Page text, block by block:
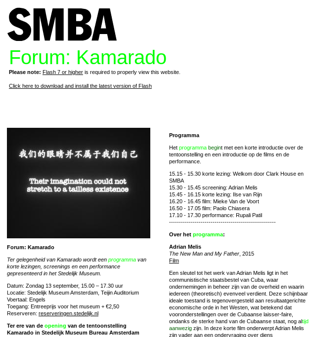
Forum: Kamarado
Please note: Flash 7 or higher is required to properly view this website.
Click here to download and install the latest version of Flash
Forum: Kamarado
Ter gelegenheid van Kamarado wordt een programma van
korte lezingen, screenings en een performance
gepresenteerd in het Stedelijk Museum.
Datum: Zondag 13 september, 15.00 – 17.30 uur
Locatie: Stedelijk Museum Amsterdam, Teijin Auditorium
Voertaal: Engels
Toegang: Entreeprijs voor het museum + €2,50
Reserveren: reserveringen.stedelijk.nl
Ter ere van de opening van de tentoonstelling
Kamarado in Stedelijk Museum Bureau Amsterdam
Programma
Het programma begint met een korte introductie over de
tentoonstelling en een introductie op de films en de
performance.
15.15 - 15.30 korte lezing: Welkom door Clark House en
SMBA
15.30 - 15.45 screening: Adrian Melis
15.45 - 16.15 korte lezing: Ilse van Rijn
16.20 - 16.45 film: Mieke Van de Voort
16.50 - 17.05 film: Paolo Chiasera
17.10 - 17.30 performance: Rupali Patil
------------------------------------------------------
Over het programma:
Adrian Melis
The New Man and My Father , 2015
Film
Een sleutel tot het werk van Adrian Melis ligt in het
communistische staatsbestel van Cuba, waar
ondernemingen in beheer zijn van de overheid en waarin
iedereen (theoretisch) evenveel verdient. Deze schijnbaar
ideale toestand is tegenovergesteld aan resultaatgerichte
economische orde in het Westen, wat betekend dat
vooronderstellingen over de Cubaanse laisser-faire,
ondanks de sterke hand van de Cubaanse staat, nog altijd
aanwezig zijn. In deze korte film onderwerpt Adrian Melis
zijn vader aan een ondervraging over diens